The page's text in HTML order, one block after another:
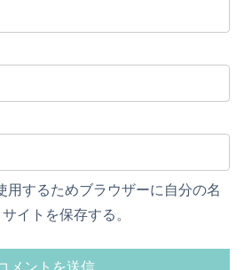
用するためブラウザーに自分の名
イトを保存する。